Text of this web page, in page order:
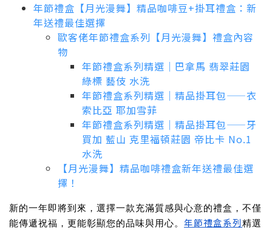
年節禮盒【月光漫舞】精品咖啡豆+掛耳禮盒：新
年送禮最佳選擇
歐客佬年節禮盒系列【月光漫舞】禮盒內容
物
年節禮盒系列精選｜巴拿馬 翡翠莊園
綠標 藝伎 水洗
年節禮盒系列精選｜精品掛耳包——衣
索比亞 耶加雪菲
年節禮盒系列精選｜精品掛耳包——牙
買加 藍山 克里福頓莊園 帝比卡 No.1
水洗
【月光漫舞】精品咖啡禮盒新年送禮最佳選
擇！
新的一年即將到來，選擇一款充滿質感與心意的禮盒，不僅
能傳遞祝福，更能彰顯您的品味與用心。 年節禮盒系列精選